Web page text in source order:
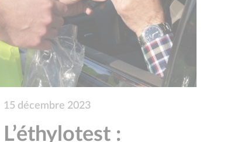
15 décembre 2023
L’éthylotest :